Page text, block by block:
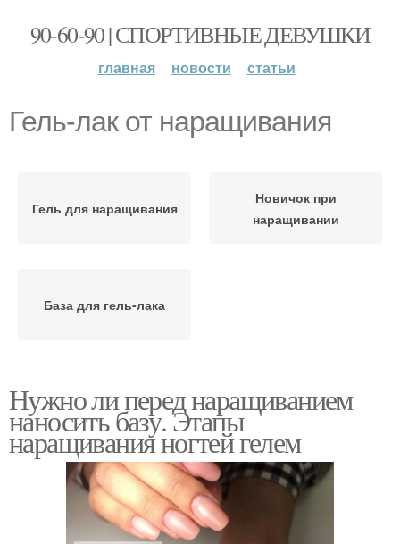
90-60-90 | СПОРТИВНЫЕ ДЕВУШКИ
главная новости статьи
Гель-лак от наращивания
Гель для наращивания
Новичок при
наращивании
База для гель-лака
Нужно ли перед наращиванием
наносить базу. Этапы
наращивания ногтей гелем